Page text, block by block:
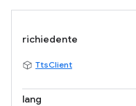
richiedente
TtsClient
lang